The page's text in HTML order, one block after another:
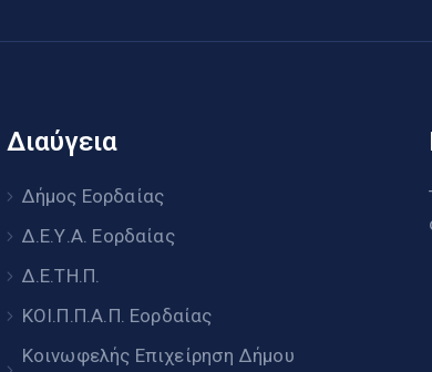
Διαύγεια
Δήμος Εορδαίας
Δ.Ε.Υ.Α. Εορδαίας
Δ.Ε.ΤΗ.Π.
ΚΟΙ.Π.Π.Α.Π. Εορδαίας
Κοινωφελής Επιχείρηση Δήμου